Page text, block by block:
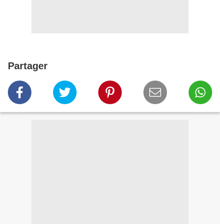
Partager